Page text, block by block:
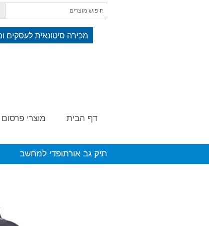
מכירה סיטונאית לעסקים
דף הבית מוצרי
תיק גב אורתופדי למחשב